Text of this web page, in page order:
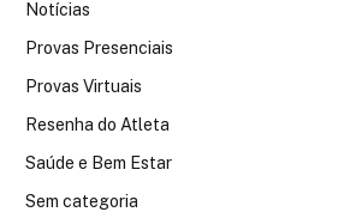
Notícias
Provas Presenciais
Provas Virtuais
Resenha do Atleta
Saúde e Bem Estar
Sem categoria